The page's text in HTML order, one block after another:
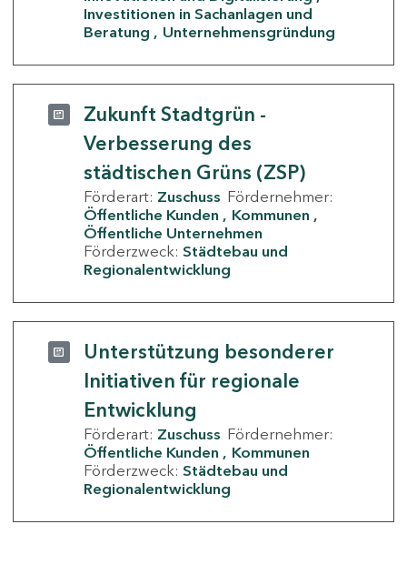
Investitionen in Sachanlagen und
Beratung
Unternehmensgründung
Zukunft Stadtgrün -
Verbesserung des
städtischen Grüns (ZSP)
Förderart: Zuschuss Fördernehmer:
Öffentliche Kunden
Kommunen
Öffentliche Unternehmen
Förderzweck: Städtebau und
Regionalentwicklung
Unterstützung besonderer
Initiativen für regionale
Entwicklung
Förderart: Zuschuss Fördernehmer:
Öffentliche Kunden
Kommunen
Förderzweck: Städtebau und
Regionalentwicklung